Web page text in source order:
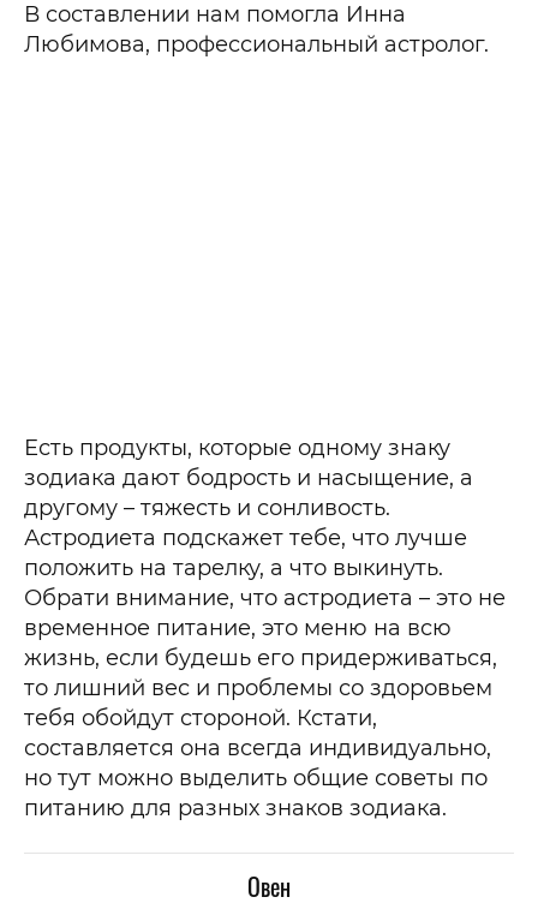
В составлении нам помогла Инна
Любимова, профессиональный астролог.
Есть продукты, которые одному знаку
зодиака дают бодрость и насыщение, а
другому – тяжесть и сонливость.
Астродиета подскажет тебе, что лучше
положить на тарелку, а что выкинуть.
Обрати внимание, что астродиета – это не
временное питание, это меню на всю
жизнь, если будешь его придерживаться,
то лишний вес и проблемы со здоровьем
тебя обойдут стороной. Кстати,
составляется она всегда индивидуально,
но тут можно выделить общие советы по
питанию для разных знаков зодиака.
Овен